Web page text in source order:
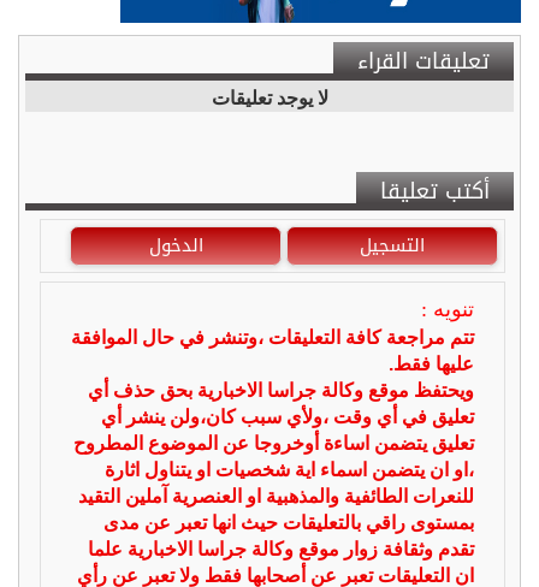
تعليقات القراء
لا يوجد تعليقات
أكتب تعليقا
التسجيل الدخول
تنويه :
تتم مراجعة كافة التعليقات ،وتنشر في حال الموافقة
عليها فقط.
ويحتفظ موقع وكالة جراسا الاخبارية بحق حذف أي
تعليق في أي وقت ،ولأي سبب كان،ولن ينشر أي
تعليق يتضمن اساءة أوخروجا عن الموضوع المطروح
،او ان يتضمن اسماء اية شخصيات او يتناول اثارة
للنعرات الطائفية والمذهبية او العنصرية آملين التقيد
بمستوى راقي بالتعليقات حيث انها تعبر عن مدى
تقدم وثقافة زوار موقع وكالة جراسا الاخبارية علما
ان التعليقات تعبر عن أصحابها فقط ولا تعبر عن رأي